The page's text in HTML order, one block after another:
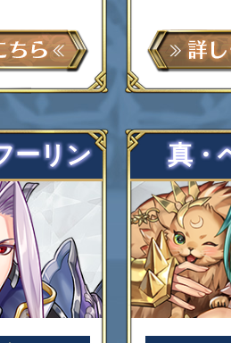
ーリン 真・